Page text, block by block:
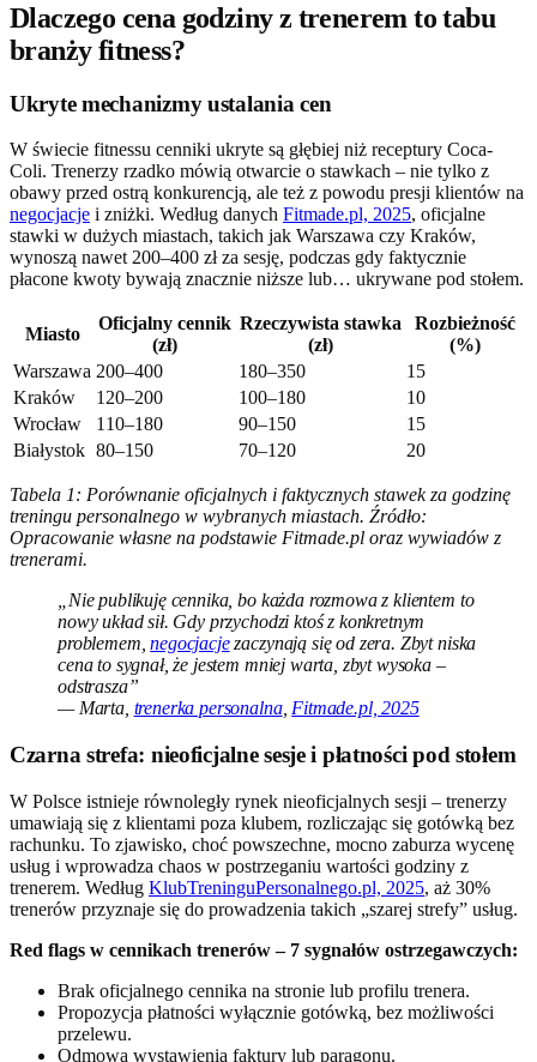
Dlaczego cena godziny z trenerem to tabu
branży fitness?
Ukryte mechanizmy ustalania cen
W świecie fitnessu cenniki ukryte są głębiej niż receptury Coca-
Coli. Trenerzy rzadko mówią otwarcie o stawkach – nie tylko z
obawy przed ostrą konkurencją, ale też z powodu presji klientów na
negocjacje i zniżki. Według danych Fitmade.pl, 2025, oficjalne
stawki w dużych miastach, takich jak Warszawa czy Kraków,
wynoszą nawet 200–400 zł za sesję, podczas gdy faktycznie
płacone kwoty bywają znacznie niższe lub… ukrywane pod stołem.
Miasto
Oficjalny cennik
(zł)
Rzeczywista stawka
(zł)
Rozbieżność
(%)
Warszawa 200–400 180–350
15
Kraków
120–200 100–180
10
Wrocław
110–180 90–150
15
Białystok 80–150 70–120 20
Tabela 1: Porównanie oficjalnych i faktycznych stawek za godzinę
treningu personalnego w wybranych miastach. Źródło:
Opracowanie własne na podstawie Fitmade.pl oraz wywiadów z
trenerami.
„Nie publikuję cennika, bo każda rozmowa z klientem to
nowy układ sił. Gdy przychodzi ktoś z konkretnym
problemem,negocjacjezaczynają się od zera. Zbyt niska
cena to sygnał, że jestem mniej warta, zbyt wysoka –
odstrasza”
— Marta, trenerka personalna, Fitmade.pl, 2025
Czarna strefa: nieoficjalne sesje i płatności pod stołem
W Polsce istnieje równoległy rynek nieoficjalnych sesji – trenerzy
umawiają się z klientami poza klubem, rozliczając się gotówką bez
rachunku. To zjawisko, choć powszechne, mocno zaburza wycenę
usług i wprowadza chaos w postrzeganiu wartości godziny z
trenerem. Według KlubTreninguPersonalnego.pl, 2025, aż 30%
trenerów przyznaje się do prowadzenia takich „szarej strefy” usług.
Red flags w cennikach trenerów – 7 sygnałów ostrzegawczych:
Brak oficjalnego cennika na stronie lub profilu trenera.
Propozycja płatności wyłącznie gotówką, bez możliwości
przelewu.
Odmowa wystawienia faktury lub paragonu.